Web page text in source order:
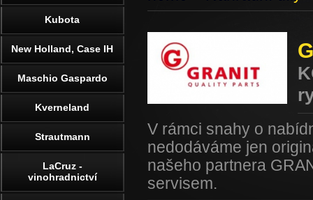
V rámci snahy o
nedodáváme jen
našeho partnera
servisem.
Kubota
New Holland, Case IH
Maschio Gaspardo
Kverneland
Strautmann
LaCruz -
vinohradnictví